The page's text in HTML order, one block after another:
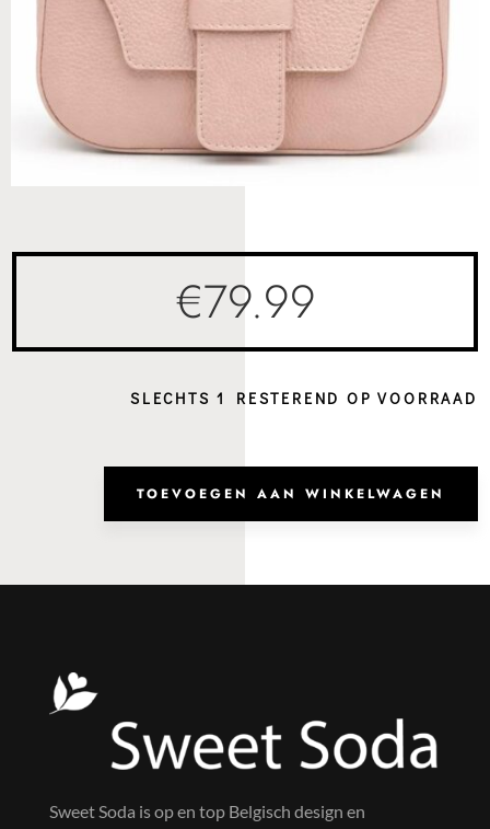
€79.99
SLECHTS 1 RESTEREND OP VOORRAAD
TOEVOEGEN AAN WINKELWAGEN
Sweet Soda is op en top Belgisch design en